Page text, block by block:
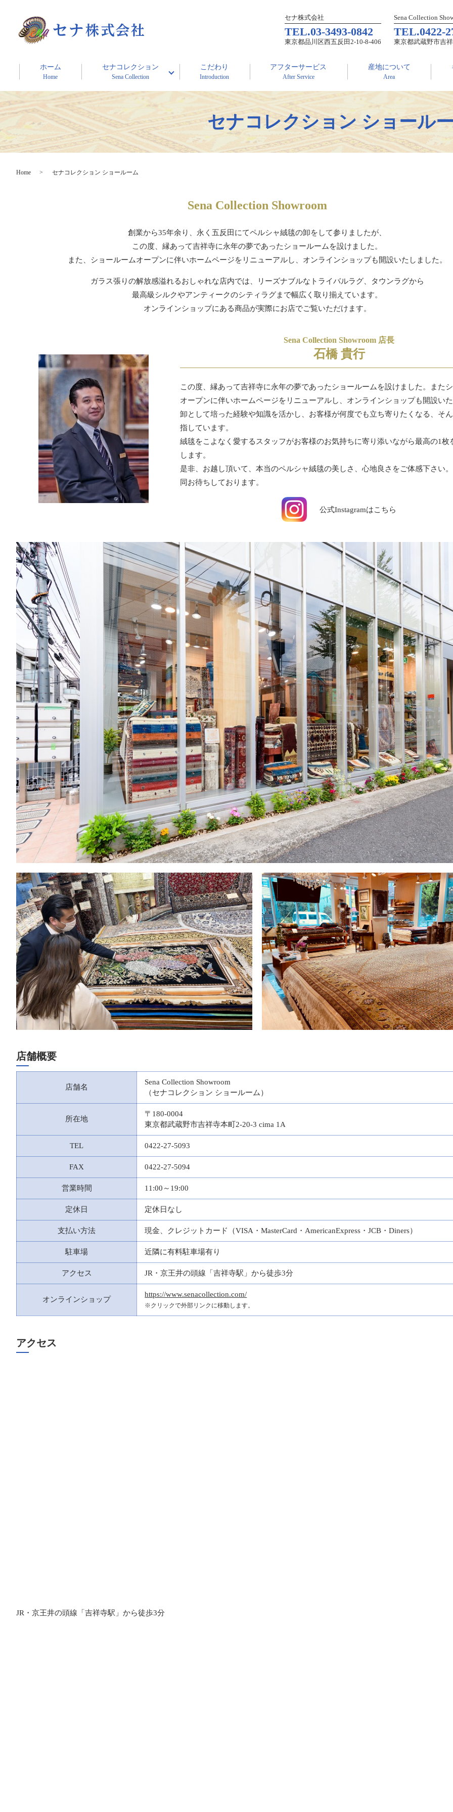
セナ株式会社
TEL.03-3493-0842
東京都品川区西五反田2-10-8-406
Sena Collection
TEL.0422-
東京都武蔵野市吉
ホーム
Home
セナコレクション
Sena Collection
こだわり
Introduction
アフターサービス
After Service
産地について
Area
セナコレクション ショール
Home セナコレクション ショールーム
Sena Collection Showroom
創業から35年余り、永く五反田にてペルシャ絨毯の卸をして参りましたが、
この度、縁あって吉祥寺に永年の夢であったショールームを設けました。
また、ショールームオープンに伴いホームページをリニューアルし、オンラインショップも開設いたしました。
ガラス張りの解放感溢れるおしゃれな店内では、リーズナブルなトライバルラグ、タウンラグから
最高級シルクやアンティークのシティラグまで幅広く取り揃えています。
オンラインショップにある商品が実際にお店でご覧いただけます。
Sena Collection Showroom 店長
石橋 貴行
この度、縁あって吉祥寺に永年の夢であったショールームを設けました。また
オープンに伴いホームページをリニューアルし、オンラインショップも開設い
卸として培った経験や知識を活かし、お客様が何度でも立ち寄りたくなる、そ
指しています。
絨毯をこよなく愛するスタッフがお客様のお気持ちに寄り添いながら最高の1枚
します。
是非、お越し頂いて、本当のペルシャ絨毯の美しさ、心地良さをご体感下さい
同お待ちしております。
公式Instagramはこちら
店舗概要
店舗名
Sena Collection Showroom
（セナコレクション ショールーム）
所在地
〒180-0004
東京都武蔵野市吉祥寺本町2-20-3 cima 1A
TEL 0422-27-5093
FAX 0422-27-5094
営業時間 11:00～19:00
定休日 定休日なし
支払い方法 現金、クレジットカード （VISA・MasterCard・AmericanExpress・JCB・Diners）
駐車場 近隣に有料駐車場有り
アクセス JR・京王井の頭線「吉祥寺駅」から徒歩3分
オンラインショップ
https://www.senacollection.com/
※クリックで外部リンクに移動します。
アクセス
JR・京王井の頭線「吉祥寺駅」から徒歩3分